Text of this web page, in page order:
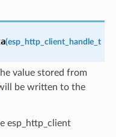
(esp_http_client_handle_t
value stored from
be written to the
esp_http_client